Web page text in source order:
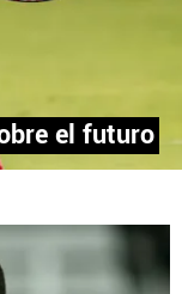
el futuro